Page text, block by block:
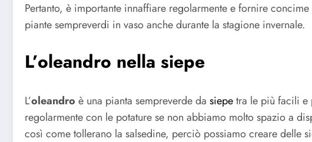
Pertanto, è importante innaffiare regolarmente e fornire
piante sempreverdi in vaso anche durante la stagione invernale.
L’oleandro nella siepe
L’oleandro è una pianta sempreverde da siepetra le più facili e
regolarmente con le potature se non abbiamo molto spazio a
così come tollerano la salsedine, perciò possiamo creare delle